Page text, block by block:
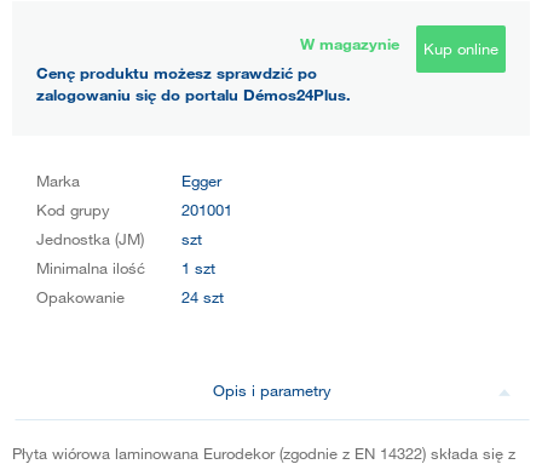
W magazynie
Cenę produktu możesz sprawdzić po
zalogowaniu się do portalu Démos24Plus.
Kup online
Marka
Egger
Kod grupy
201001
Jednostka (JM)
szt
Minimalna ilość
1 szt
Opakowanie
24 szt
Opis i parametry
Płyta wiórowa laminowana Eurodekor (zgodnie z EN 14322) składa się z